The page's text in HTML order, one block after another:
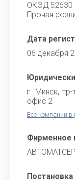
ОКЭД 52630
Прочая
Дата
06 декабря
г. Минск,
офис 2
Все компании в
Фирменное
Постановка